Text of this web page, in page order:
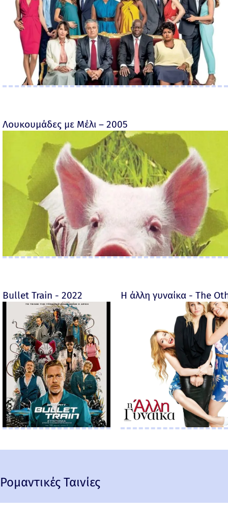
Λουκουμάδες με Μέλι – 2005
Bullet Train - 2022 Η άλλη γυναίκα - The
Ρομαντικές Ταινίες